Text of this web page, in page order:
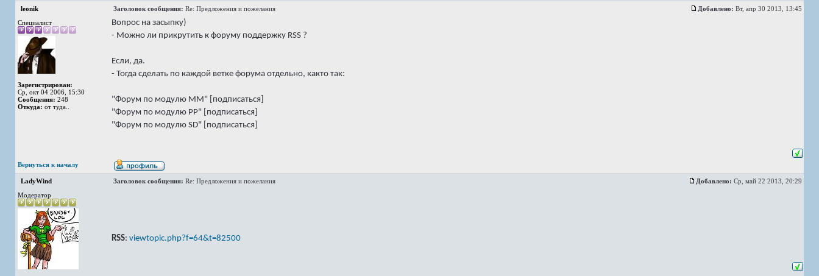
leonik Заголовок сообщения: Re: Предложения и пожелания Добавлено: Вт, апр 30 2013, 13:45
Специалист
Зарегистрирован:
Ср, окт 04 2006, 15:30
Сообщения: 248
Откуда: от туда..
Вопрос на засыпку)
- Можно ли прикрутить к форуму поддержку RSS ?
Если, да.
- Тогда сделать по каждой ветке форума отдельно, както так:
"Форум по модулю ММ" [подписаться]
"Форум по модулю РР" [подписаться]
"Форум по модулю SD" [подписаться]
Вернуться к началу
LadyWind Заголовок сообщения: Re: Предложения и пожелания Добавлено: Ср, май 22 2013, 20:29
Модератор
RSS: viewtopic.php?f=64&t=82500